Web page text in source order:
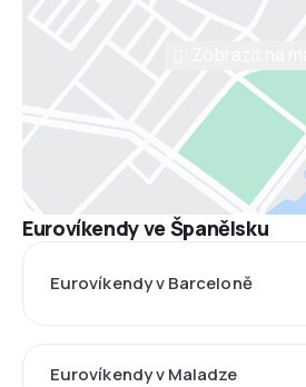
Eurovíkendy ve Španělsku
Eurovíkendy v Barceloně
Eurovíkendy v Maladze